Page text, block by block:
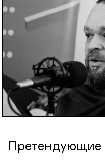
Претендующие